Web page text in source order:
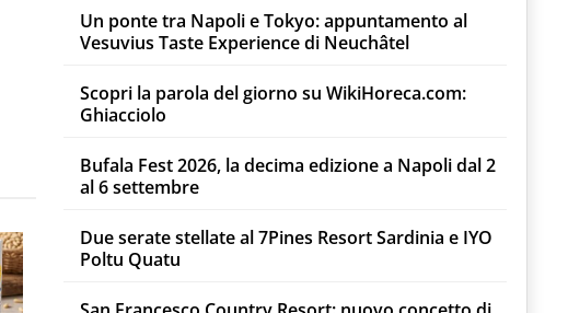
Un ponte tra Napoli e Tokyo: appuntamento al
Vesuvius Taste Experience di Neuchâtel
Scopri la parola del giorno su WikiHoreca.com:
Ghiacciolo
Bufala Fest 2026, la decima edizione a Napoli dal 2
al 6 settembre
Due serate stellate al 7Pines Resort Sardinia e IYO
Poltu Quatu